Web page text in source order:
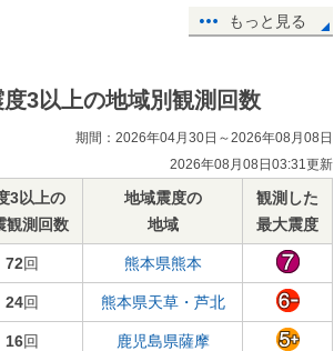
もっと見る
度3以上の地域別観測回数
期間：2026年04月30日～2026年08月08日
2026年08月08日03:31更新
3以上の
観測回数
地域震度の
地域
観測した
最大震度
72回 熊本県熊本
24回 熊本県天草・芦北
16回 鹿児島県薩摩